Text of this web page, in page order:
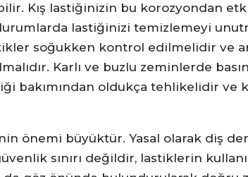
Kış lastiğinizin bu korozyondan
lastiğinizi temizlemeyi
soğukken kontrol edilmelidir ve
Karlı ve buzlu zeminlerde
bakımından oldukça tehlikelidir ve
önemi büyüktür. Yasal olarak diş
sınırı değildir, lastiklerin